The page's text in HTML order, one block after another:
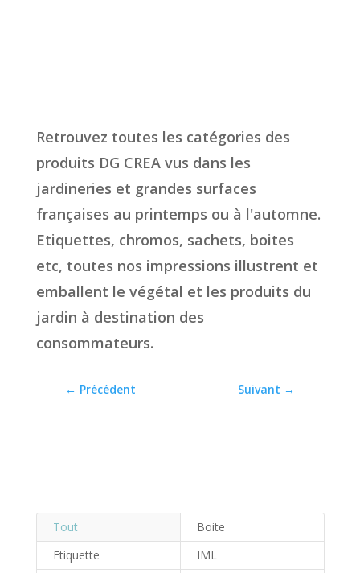
Retrouvez toutes les catégories des
produits DG CREA vus dans les
jardineries et grandes surfaces
françaises au printemps ou à l'automne.
Etiquettes, chromos, sachets, boites
etc, toutes nos impressions illustrent et
emballent le végétal et les produits du
jardin à destination des
consommateurs.
← Précédent Suivant →
Tout
Boite
Etiquette
IML